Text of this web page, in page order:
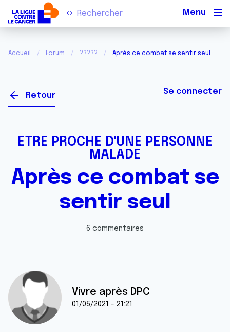
Accueil Forum ????? Après ce combat se sentir seul
Retour Se connecter
ETRE PROCHE D'UNE PERSONNE
MALADE
Après ce combat se
sentir seul
6 commentaires
Vivre après DPC
01/05/2021 - 21:21